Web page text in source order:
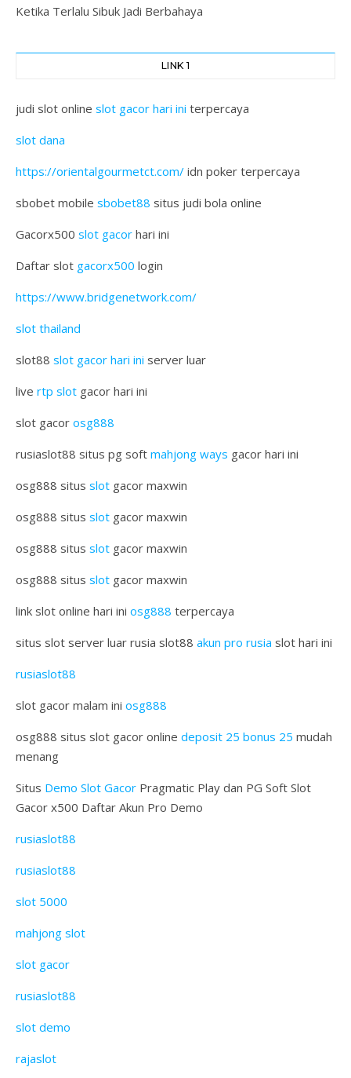
Ketika Terlalu Sibuk Jadi Berbahaya
LINK 1
judi slot online slot gacor hari ini terpercaya
slot dana
https://orientalgourmetct.com/ idn poker terpercaya
sbobet mobile sbobet88 situs judi bola online
Gacorx500 slot gacor hari ini
Daftar slot gacorx500 login
https://www.bridgenetwork.com/
slot thailand
slot88 slot gacor hari ini server luar
live rtp slot gacor hari ini
slot gacor osg888
rusiaslot88 situs pg soft mahjong ways gacor hari ini
osg888 situs slot gacor maxwin
osg888 situs slot gacor maxwin
osg888 situs slot gacor maxwin
osg888 situs slot gacor maxwin
link slot online hari ini osg888 terpercaya
situs slot server luar rusia slot88 akun pro rusia slot hari ini
rusiaslot88
slot gacor malam ini osg888
osg888 situs slot gacor online deposit 25 bonus 25 mudah
menang
Situs Demo Slot Gacor Pragmatic Play dan PG Soft Slot
Gacor x500 Daftar Akun Pro Demo
rusiaslot88
rusiaslot88
slot 5000
mahjong slot
slot gacor
rusiaslot88
slot demo
rajaslot